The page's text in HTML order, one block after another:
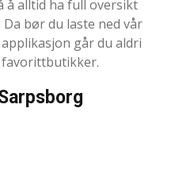
å alltid ha full oversikt
bør du laste ned vår
går du aldri